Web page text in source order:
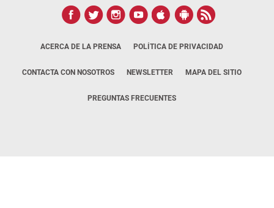
ACERCA DE LA PRENSA POLÍTICA DE PRIVACIDAD
CONTACTA CON NOSOTROS NEWSLETTER MAPA DEL SITIO
PREGUNTAS FRECUENTES